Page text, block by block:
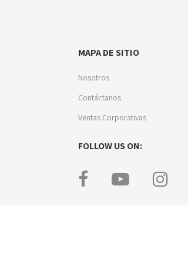
MAPA DE SITIO
Nosotros
Contáctanos
Ventas Corporativas
FOLLOW US ON: